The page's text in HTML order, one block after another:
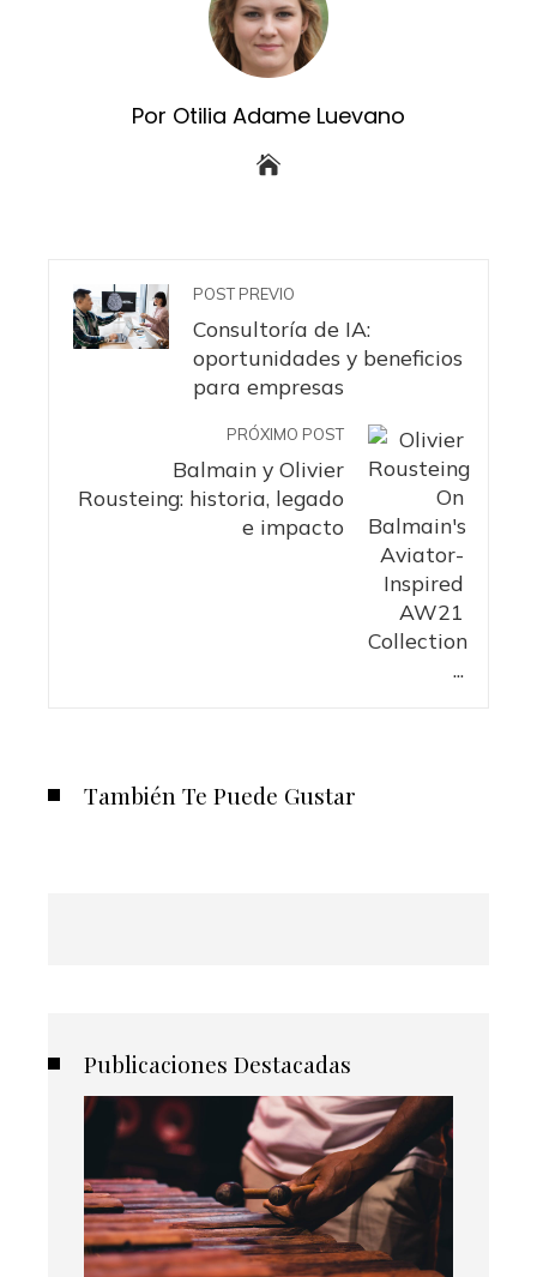
Por Otilia Adame Luevano
POST PREVIO
Consultoría de IA:
oportunidades y beneficios
para empresas
PRÓXIMO POST
Balmain y Olivier
Rousteing: historia, legado
e impacto
También Te Puede Gustar
Publicaciones Destacadas